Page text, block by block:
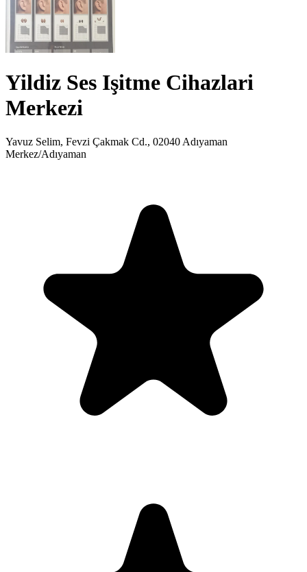
Yildiz Ses Işitme Cihazlari
Merkezi
Yavuz Selim, Fevzi Çakmak Cd., 02040 Adıyaman
Merkez/Adıyaman